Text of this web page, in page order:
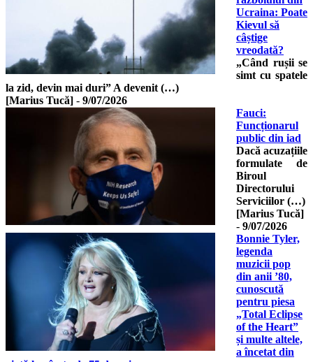
Ucraina: Poate
Kievul să
câștige
vreodată?
„Când rușii se
simt cu spatele
la zid, devin mai duri” A devenit (…)
[Marius Tucă] - 9/07/2026
Fauci:
Funcționarul
public din iad
Dacă acuzațiile
formulate de
Biroul
Directorului
Serviciilor (…)
[Marius Tucă]
- 9/07/2026
Bonnie Tyler,
legenda
muzicii pop
din anii ’80,
cunoscută
pentru piesa
„Total Eclipse
of the Heart”
și multe altele,
a încetat din